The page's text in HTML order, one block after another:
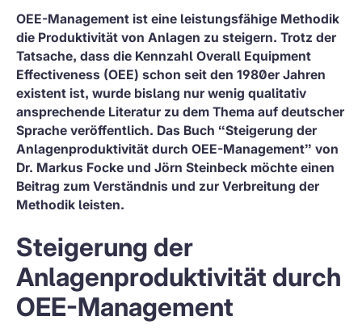
OEE-Management ist eine leistungsfähige Methodik
die Produktivität von Anlagen zu steigern. Trotz der
Tatsache, dass die Kennzahl Overall Equipment
Effectiveness (OEE) schon seit den 1980er Jahren
existent ist, wurde bislang nur wenig qualitativ
ansprechende Literatur zu dem Thema auf deutscher
Sprache veröffentlich. Das Buch “Steigerung der
Anlagenproduktivität durch OEE-Management” von
Dr. Markus Focke und Jörn Steinbeck möchte einen
Beitrag zum Verständnis und zur Verbreitung der
Methodik leisten.
Steigerung der
Anlagenproduktivität durch
OEE-Management